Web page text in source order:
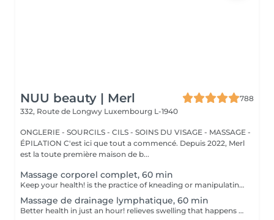
NUU beauty | Merl
788
332, Route de Longwy Luxembourg L-1940
ONGLERIE - SOURCILS - CILS - SOINS DU VISAGE - MASSAGE -
ÉPILATION C'est ici que tout a commencé. Depuis 2022, Merl
est la toute première maison de b...
Massage corporel complet, 60 min
Keep your health! is the practice of kneading or manipulating a person's muscles and other soft-tissue in order to reduce stress, reduce muscle pain, increase relaxation and improve the work of the immune system. Benefits of getting a full body massage: - reduces stress - relaxing - improves blood circulation - improves body immune system How is full body massage done? - head and neck are massaged - shoulders and back are massaged - hands and arms are massaged - feet and legs are massaged - belly is massaged Age restrictions: there are no age restrictions for this procedure. Post procedure recommendations: do not do sport and any sharp movements 2-3 hours after the procedure. Frequency: 1-2 times per week, 10 times in total. Repeat once in 3-6 months.
Massage de drainage lymphatique, 60 min
Better health in just an hour! relieves swelling that happens when medical treatment or illness blocks your lymphatic system. Lymphatic drainage massage involves gently manipulating specific areas of your body to help lymph move to an area with working lymph vessels. Benefits of getting a lymphatic drainage massage: - improves body immune system - helps with post-injury swelling - eases tension in the body How is a lymphatic drainage massage done? - head and neck are massaged - shoulders and back are massaged - hands and arms are massaged - feet and legs are massaged - belly is massaged Age restrictions: there are no age restrictions for this procedure. Post procedure recommendations: do not do sport and any sharp movements 2-3 hours after the procedure. Frequency: 1-2 times per week, 10 times in total. Repeat once in 3-6 months.